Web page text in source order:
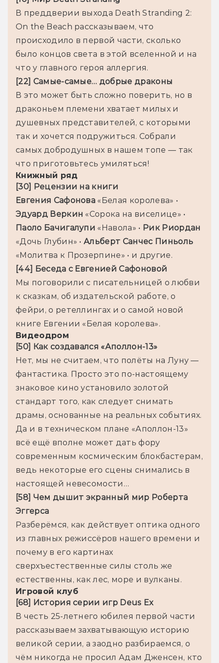
В преддверии выхода Death Stranding 2:
On the Beach рассказываем, что
происходило в первой части, сколько
было концов света в этой вселенной и на
что у главного героя аллергия.
[22] Самые-самые… добрые драконы
В это может быть сложно поверить, но в
драконьем племени хватает милых и
душевных представителей, с которыми
так и хочется подружиться. Собрали
самых добродушных в нашем топе — так
что приготовьтесь умиляться!
Книжный ряд
[30] Рецензии на книги
Евгения Сафонова
Эдуард Веркин
Паоло Бачигалупи «Навола» •
«Дочь Глубин» •
«Молитва к Прозерпине» • и другие.
[44] Беседа с Евгенией Сафоновой
Мы поговорили с писательницей о любви
к сказкам, об издательской работе, о
фейри, о ретеллингах и о самой новой
книге Евгении «Белая королева».
Видеодром
[50] Как создавался «Аполлон-13»
Нет, мы не считаем, что полёты на Луну —
фантастика. Просто это по-настоящему
знаковое кино установило золотой
стандарт того, как следует снимать
драмы, основанные на реальных событиях.
Да и в техническом плане «Аполлон-13»
всё ещё вполне может дать фору
современным космическим блокбастерам,
ведь некоторые его сцены снимались в
настоящей невесомости…
[58] Чем дышит экранный мир Роберта
Эггерса
Разберёмся, как действует оптика одного
из главных режиссёров нашего времени и
почему в его картинах
сверхъестественные силы столь же
естественны, как лес, море и вулканы.
Игровой клуб
[68] История серии игр Deus Ex
В честь 25-летнего юбилея первой части
рассказываем захватывающую историю
великой серии, а заодно разбираемся, о
чём никогда не просил Адам Дженсен, кто